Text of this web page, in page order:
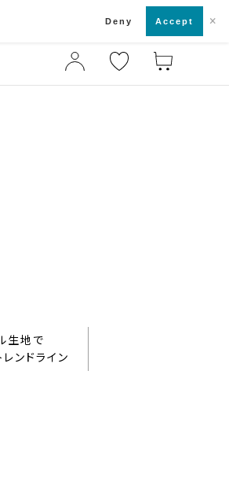
生地で
ンドライン
Deny Accept ×